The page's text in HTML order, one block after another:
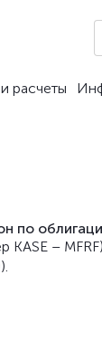
расчеты
по
–